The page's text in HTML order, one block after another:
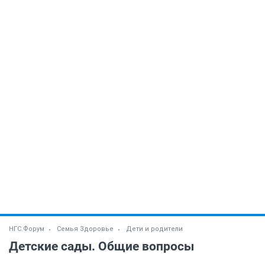
НГС.Форум Семья Здоровье Дети и родители
Детские сады. Общие вопросы